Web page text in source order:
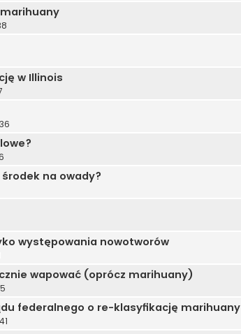
w Illinois
na owady?
występowania nowotworów
wapować (oprócz marihuany)
federalnego o re-klasyfikację marihuany